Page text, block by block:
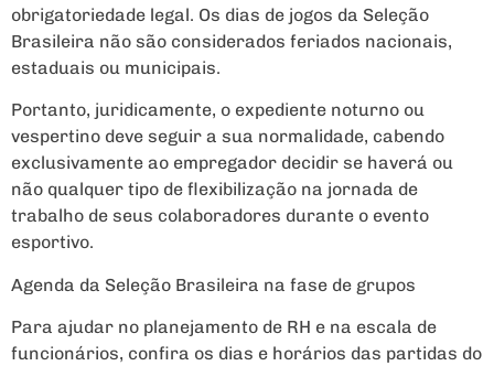
obrigatoriedade legal. Os dias de jogos da Seleção
Brasileira não são considerados feriados nacionais,
estaduais ou municipais.
Portanto, juridicamente, o expediente noturno ou
vespertino deve seguir a sua normalidade, cabendo
exclusivamente ao empregador decidir se haverá ou
não qualquer tipo de flexibilização na jornada de
trabalho de seus colaboradores durante o evento
esportivo.
Agenda da Seleção Brasileira na fase de grupos
Para ajudar no planejamento de RH e na escala de
funcionários, confira os dias e horários das partidas do